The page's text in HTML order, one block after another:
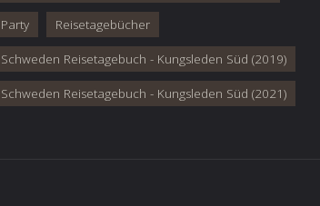
Party Reisetagebücher
Schweden Reisetagebuch - Kungsleden Süd (2019)
Schweden Reisetagebuch - Kungsleden Süd (2021)